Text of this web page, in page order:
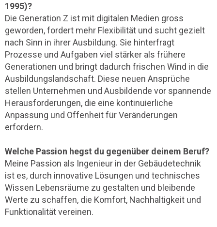
1995)?
Die Generation Z ist mit digitalen Medien gross
geworden, fordert mehr Flexibilität und sucht gezielt
nach Sinn in ihrer Ausbildung. Sie hinterfragt
Prozesse und Aufgaben viel stärker als frühere
Generationen und bringt dadurch frischen Wind in die
Ausbildungslandschaft. Diese neuen Ansprüche
stellen Unternehmen und Ausbildende vor spannende
Herausforderungen, die eine kontinuierliche
Anpassung und Offenheit für Veränderungen
erfordern.
Welche Passion hegst du gegenüber deinem Beruf?
Meine Passion als Ingenieur in der Gebäudetechnik
ist es, durch innovative Lösungen und technisches
Wissen Lebensräume zu gestalten und bleibende
Werte zu schaffen, die Komfort, Nachhaltigkeit und
Funktionalität vereinen.